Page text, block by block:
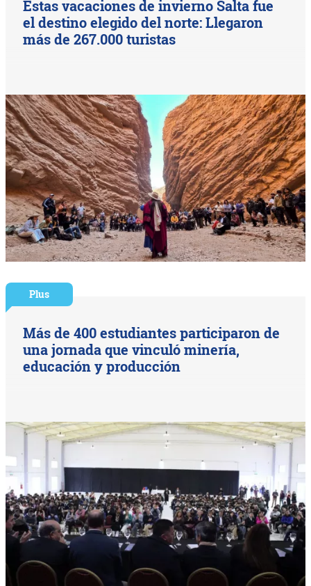
Estas vacaciones de invierno Salta fue
el destino elegido del norte: Llegaron
más de 267.000 turistas
Plus
Más de 400 estudiantes participaron de
una jornada que vinculó minería,
educación y producción